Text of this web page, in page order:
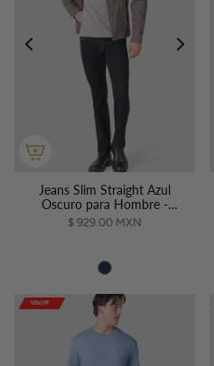
Jeans Slim Straight Azul
Oscuro para Hombre -
Vaxter
$ 929.00 MXN
10%OFF
10%OFF
10%OFF
10%OFF